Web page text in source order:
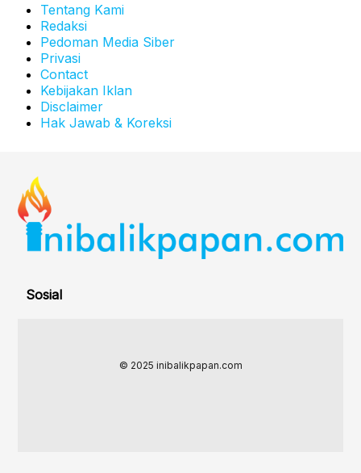
Tentang Kami
Redaksi
Pedoman Media Siber
Privasi
Contact
Kebijakan Iklan
Disclaimer
Hak Jawab & Koreksi
Sosial
© 2025 inibalikpapan.com